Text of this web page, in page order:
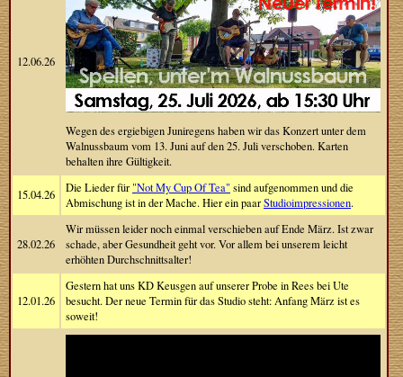
12.06.26
Wegen des ergiebigen Juniregens haben wir das Konzert unter dem
Walnussbaum vom 13. Juni auf den 25. Juli verschoben. Karten
behalten ihre Gültigkeit.
15.04.26 Die Lieder für "Not My Cup Of Tea" sind aufgenommen und die
Abmischung ist in der Mache. Hier ein paarStudioimpressionen.
28.02.26
Wir müssen leider noch einmal verschieben auf Ende März. Ist zwar
schade, aber Gesundheit geht vor. Vor allem bei unserem leicht
erhöhten Durchschnittsalter!
12.01.26
Gestern hat uns KD Keusgen auf unserer Probe in Rees bei Ute
besucht. Der neue Termin für das Studio steht: Anfang März ist es
soweit!